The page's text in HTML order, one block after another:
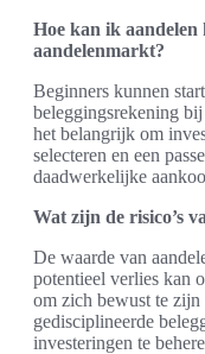
Hoe kan ik aandelen
aandelenmarkt?
Beginners kunnen
beleggingsrekening
het belangrijk om
selecteren en een
daadwerkelijke
Wat zijn de risico’s
De waarde van
potentieel verlies kan
om zich bewust te zijn
gedisciplineerde
investeringen te